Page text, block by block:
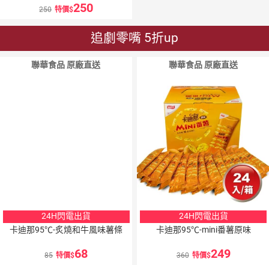
250 特價 250
追劇零嘴 5折up
聯華食品 原廠直送
24H閃電出貨
卡迪那95℃-炙燒和牛風味薯條
85 特價 68
聯華食品 原廠直送
24H閃電出貨
卡迪那95℃-mini番薯原味
360 特價 249